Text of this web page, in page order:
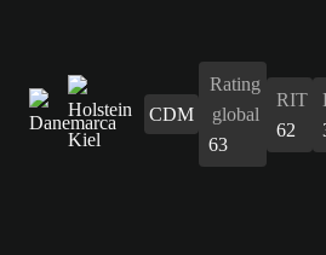
CDM
Rating
global
63
RIT
62